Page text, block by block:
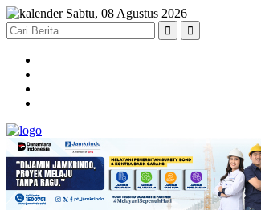
Sabtu, 08 Agustus 2026